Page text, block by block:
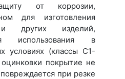
от коррозии,
для изготовления
других изделий,
использования в
условиях (классы С1-
покрытие не
при резке